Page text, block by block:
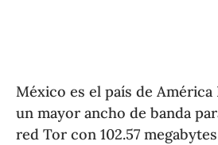
México es el país de América
un mayor ancho de banda
red Tor con 102.57